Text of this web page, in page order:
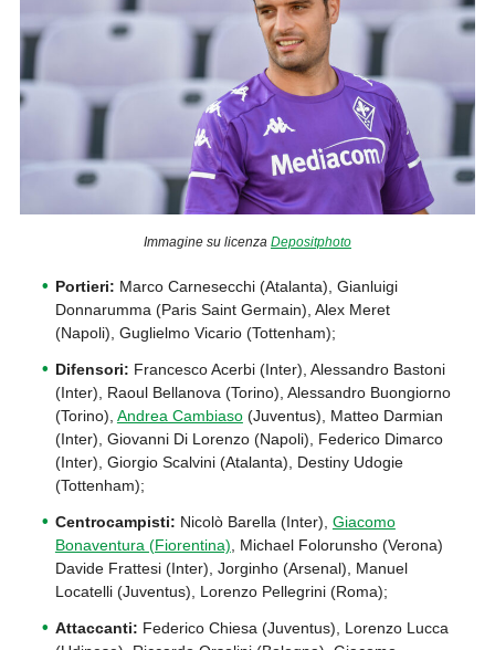
Immagine su licenza Depositphoto
Portieri: Marco Carnesecchi (Atalanta), Gianluigi
Donnarumma (Paris Saint Germain), Alex Meret
(Napoli), Guglielmo Vicario (Tottenham);
Difensori: Francesco Acerbi (Inter), Alessandro Bastoni
(Inter), Raoul Bellanova (Torino), Alessandro Buongiorno
(Torino), Andrea Cambiaso(Juventus), Matteo Darmian
(Inter), Giovanni Di Lorenzo (Napoli), Federico Dimarco
(Inter), Giorgio Scalvini (Atalanta), Destiny Udogie
(Tottenham);
Centrocampisti: Nicolò Barella (Inter), Giacomo
Bonaventura (Fiorentina) , Michael Folorunsho (Verona)
Davide Frattesi (Inter), Jorginho (Arsenal), Manuel
Locatelli (Juventus), Lorenzo Pellegrini (Roma);
Attaccanti: Federico Chiesa (Juventus), Lorenzo Lucca